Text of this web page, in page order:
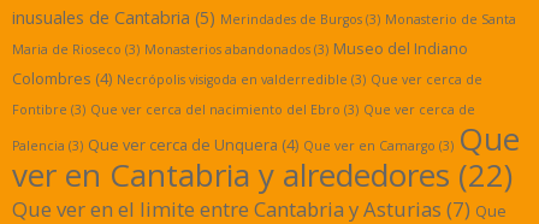
inusuales de Cantabria (5) Merindades de Burgos (3) Monasterio de Santa
Maria de Rioseco (3) Monasterios abandonados (3) Museo del Indiano
Colombres (4) Necrópolis visigoda en valderredible (3) Que ver cerca de
Fontibre (3) Que ver cerca del nacimiento del Ebro (3) Que ver cerca de
Palencia (3) Que ver cerca de Unquera (4) Que ver en Camargo (3) Que
ver en Cantabria y alrededores (22)
Que ver en el limite entre Cantabria y Asturias (7) Que